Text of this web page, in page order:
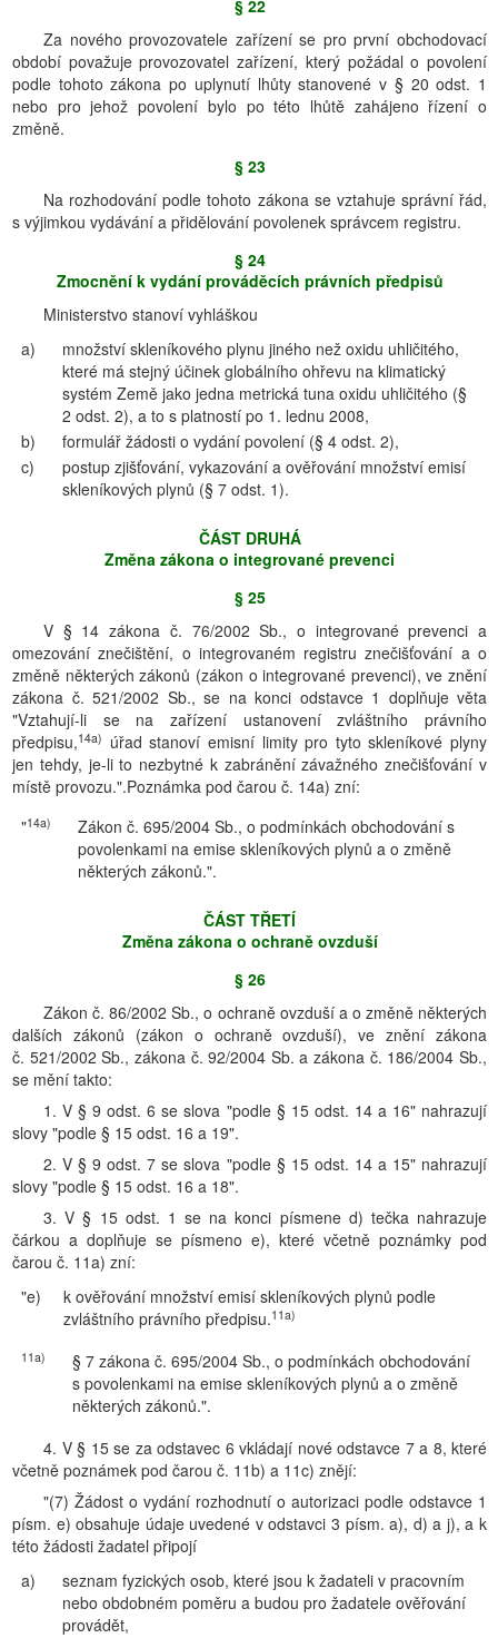
§ 22
Za nového provozovatele zařízení se pro první obchodovací
období považuje provozovatel zařízení, který požádal o povolení
podle tohoto zákona po uplynutí lhůty stanovené v § 20 odst. 1
nebo pro jehož povolení bylo po této lhůtě zahájeno řízení o
změně.
§ 23
Na rozhodování podle tohoto zákona se vztahuje správní řád,
s výjimkou vydávání a přidělování povolenek správcem registru.
§ 24
Zmocnění k vydání prováděcích právních předpisů
Ministerstvo stanoví vyhláškou
a)
množství skleníkového plynu jiného než oxidu uhličitého,
které má stejný účinek globálního ohřevu na klimatický
systém Země jako jedna metrická tuna oxidu uhličitého (§
2 odst. 2), a to s platností po 1. lednu 2008,
b)
formulář žádosti o vydání povolení (§ 4 odst. 2),
c)
postup zjišťování, vykazování a ověřování množství emisí
skleníkových plynů (§ 7 odst. 1).
ČÁST DRUHÁ
Změna zákona o integrované prevenci
§ 25
V § 14 zákona č. 76/2002 Sb., o integrované prevenci a
omezování znečištění, o integrovaném registru znečišťování a o
změně některých zákonů (zákon o integrované prevenci), ve znění
zákona č. 521/2002 Sb., se na konci odstavce 1 doplňuje věta
"Vztahují-li se na zařízení ustanovení zvláštního právního
předpisu,14a) úřad stanoví emisní limity pro tyto skleníkové plyny
jen tehdy, je-li to nezbytné k zabránění závažného znečišťování v
místě provozu.".Poznámka pod čarou č. 14a) zní:
"14a)
Zákon č. 695/2004 Sb., o podmínkách obchodování s
povolenkami na emise skleníkových plynů a o změně
některých zákonů.".
ČÁST TŘETĺ
Změna zákona o ochraně ovzduší
§ 26
Zákon č. 86/2002 Sb., o ochraně ovzduší a o změně některých
dalších zákonů (zákon o ochraně ovzduší), ve znění zákona
č. 521/2002 Sb., zákona č. 92/2004 Sb. a zákona č. 186/2004 Sb.,
se mění takto:
1. V § 9 odst. 6 se slova "podle § 15 odst. 14 a 16" nahrazují
slovy "podle § 15 odst. 16 a 19".
2. V § 9 odst. 7 se slova "podle § 15 odst. 14 a 15" nahrazují
slovy "podle § 15 odst. 16 a 18".
3. V § 15 odst. 1 se na konci písmene d) tečka nahrazuje
čárkou a doplňuje se písmeno e), které včetně poznámky pod
čarou č. 11a) zní:
"e)
k ověřování množství emisí skleníkových plynů podle
zvláštního právního předpisu.11a)
11a)
§ 7 zákona č. 695/2004 Sb., o podmínkách obchodování
s povolenkami na emise skleníkových plynů a o změně
některých zákonů.".
4. V § 15 se za odstavec 6 vkládají nové odstavce 7 a 8, které
včetně poznámek pod čarou č. 11b) a 11c) znějí:
"(7) Žádost o vydání rozhodnutí o autorizaci podle odstavce 1
písm. e) obsahuje údaje uvedené v odstavci 3 písm. a), d) a j), a k
této žádosti žadatel připojí
a)
seznam fyzických osob, které jsou k žadateli v pracovním
nebo obdobném poměru a budou pro žadatele ověřování
provádět,